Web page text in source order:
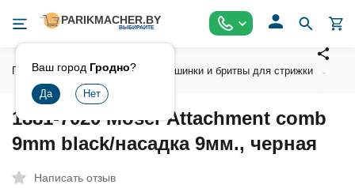
Ваш город Гродно?
Главная Инструмент Машинки и бритвы для стрижки
1881-7020 Moser Attachment comb
9mm black/насадка 9мм., черная
Написать отзыв